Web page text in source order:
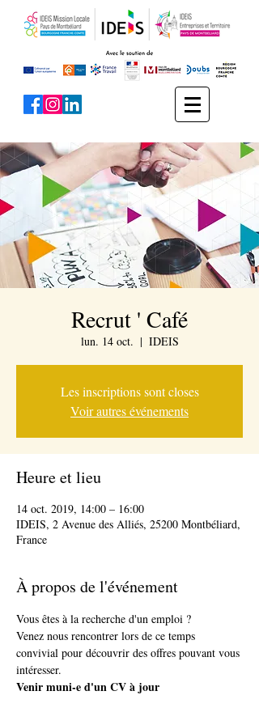
Recrut ' Café
lun. 14 oct.
  |
IDEIS
Les inscriptions sont closes
Voir autres événements
Heure et lieu
14 oct. 2019, 14:00 – 16:00
IDEIS, 2 Avenue des Alliés, 25200 Montbéliard,
France
À propos de l'événement
Vous êtes à la recherche d'un emploi ?
Venez nous rencontrer lors de ce temps
convivial pour découvrir des offres pouvant vous
intéresser.
Venir muni-e d'un CV à jour